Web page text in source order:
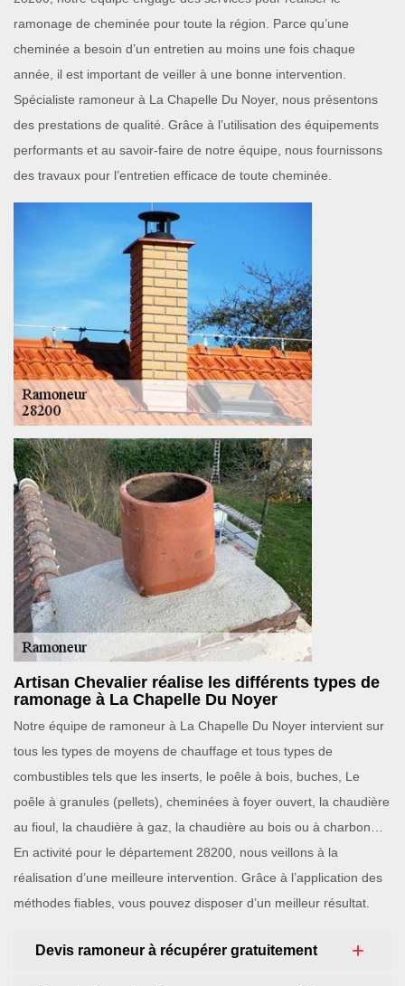
ramonage de cheminée pour toute la région. Parce qu’une
cheminée a besoin d’un entretien au moins une fois chaque
année, il est important de veiller à une bonne intervention.
Spécialiste ramoneur à La Chapelle Du Noyer, nous présentons
des prestations de qualité. Grâce à l’utilisation des équipements
performants et au savoir-faire de notre équipe, nous fournissons
des travaux pour l’entretien efficace de toute cheminée.
Artisan Chevalier réalise les différents types de
ramonage à La Chapelle Du Noyer
Notre équipe de ramoneur à La Chapelle Du Noyer intervient sur
tous les types de moyens de chauffage et tous types de
combustibles tels que les inserts, le poêle à bois, buches, Le
poêle à granules (pellets), cheminées à foyer ouvert, la chaudière
au fioul, la chaudière à gaz, la chaudière au bois ou à charbon…
En activité pour le département 28200, nous veillons à la
réalisation d’une meilleure intervention. Grâce à l’application des
méthodes fiables, vous pouvez disposer d’un meilleur résultat.
Devis ramoneur à récupérer gratuitement